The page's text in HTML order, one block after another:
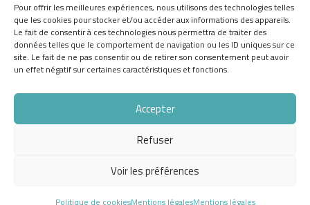
Pour offrir les meilleures expériences, nous utilisons des technologies telles
que les cookies pour stocker et/ou accéder aux informations des appareils.
Le fait de consentir à ces technologies nous permettra de traiter des
données telles que le comportement de navigation ou les ID uniques sur ce
site. Le fait de ne pas consentir ou de retirer son consentement peut avoir
un effet négatif sur certaines caractéristiques et fonctions.
Accepter
Refuser
Voir les préférences
Politique de cookiesMentions légalesMentions légales